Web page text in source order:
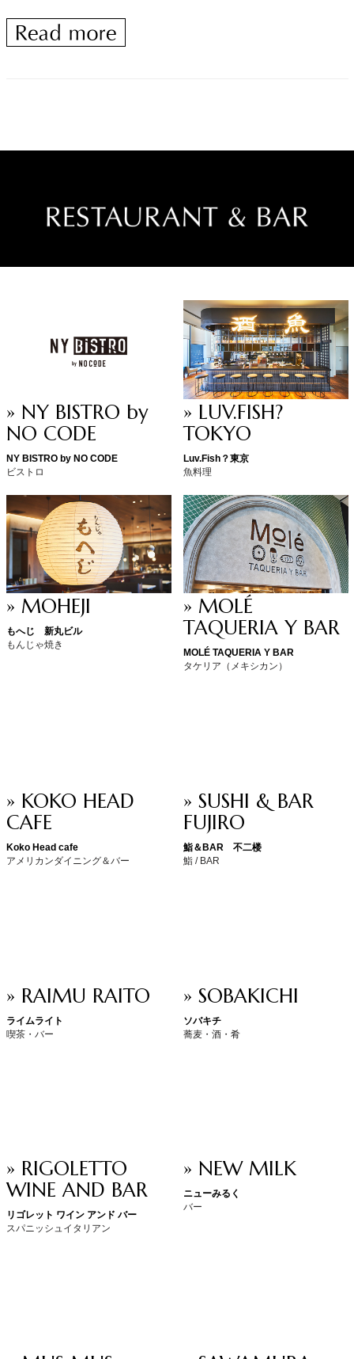
» NY BISTRO by
NO CODE
NY BISTRO by NO CODE
ビストロ
» LUV.FISH?
TOKYO
Luv.Fish？東京
魚料理
» MOHEJI
もへじ 新丸ビル
もんじゃ焼き
» MOLÉ
TAQUERIA Y BAR
MOLÉ TAQUERIA Y BAR
タケリア（メキシカン）
» KOKO HEAD
CAFE
Koko Head cafe
アメリカンダイニング＆バー
» SUSHI & BAR
FUJIRO
鮨＆BAR 不二楼
鮨 / BAR
» RAIMU RAITO
ライムライト
喫茶・バー
» SOBAKICHI
ソバキチ
蕎麦・酒・肴
» RIGOLETTO
WINE AND BAR
リゴレット ワイン アンド バー
スパニッシュイタリアン
» NEW MILK
ニューみるく
バー